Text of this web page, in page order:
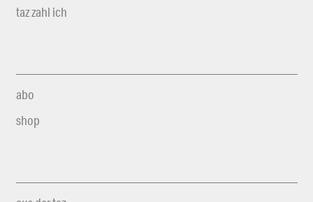
taz zahl ich
abo
shop